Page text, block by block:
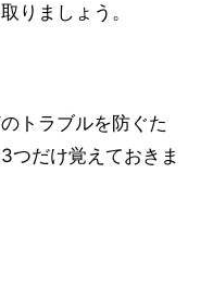
りましょう。
トラブルを防ぐた
つだけ覚えておきま